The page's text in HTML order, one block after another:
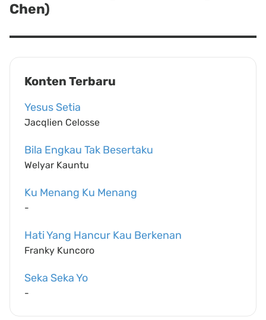
post:
Chen)
Konten Terbaru
Yesus Setia
Jacqlien Celosse
Bila Engkau Tak Besertaku
Welyar Kauntu
Ku Menang Ku Menang
-
Hati Yang Hancur Kau Berkenan
Franky Kuncoro
Seka Seka Yo
-